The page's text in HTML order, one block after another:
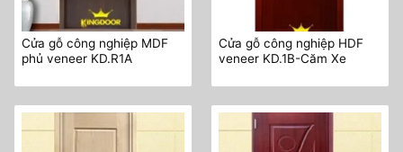
Cửa gỗ công nghiệp MDF
phủ veneer KD.R1A
Cửa gỗ công nghiệp HDF
veneer KD.1B-Căm Xe